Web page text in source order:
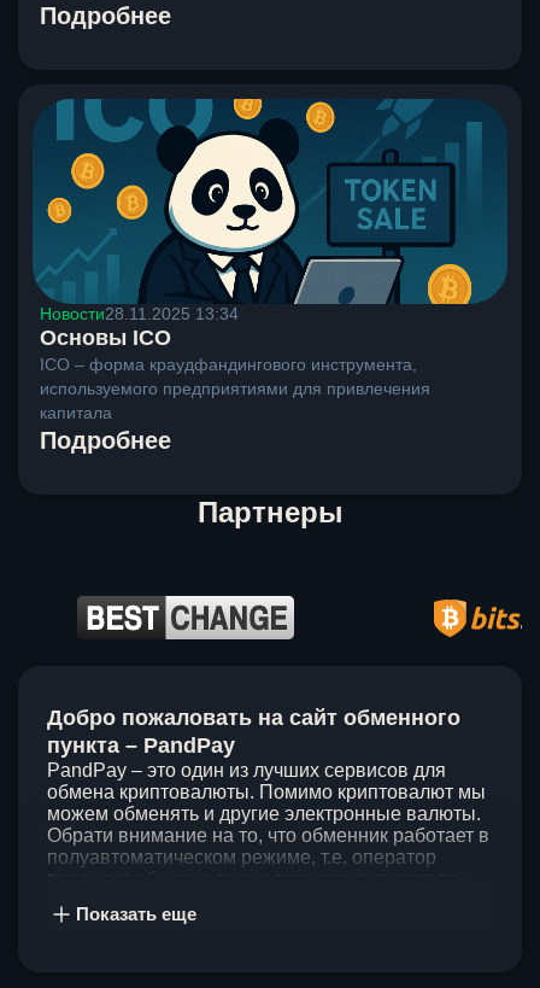
Подробнее
Новости28.11.2025 13:34
Основы ICO
ICO – форма краудфандингового инструмента,
используемого предприятиями для привлечения
капитала
Подробнее
Партнеры
Добро пожаловать на сайт обменного
пункта – PandPay
PandPay – это один из лучших сервисов для
обмена криптовалюты. Помимо криптовалют мы
можем обменять и другие электронные валюты.
Обрати внимание на то, что обменник работает в
полуавтоматическом режиме, т.е. оператор
клиентов, поэтому стараемся проводить обмены
Показать еще